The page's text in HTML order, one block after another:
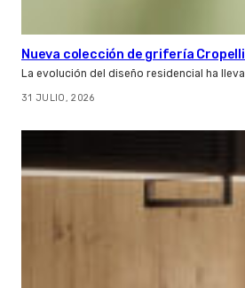
Nueva colección de grifería
La evolución del diseño residencial ha
31 JULIO, 2026